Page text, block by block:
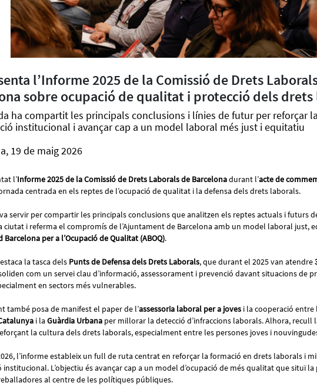
l’Informe 2025 de la Comissió de Drets
sobre ocupació de qualitat i protecció dels
ha compartit les principals conclusions i línies de futur per reforçar la
institucional i avançar cap a un model laboral més just i equitatiu
19 de maig 2026
l’Informe 2025 de la Comissió de Drets Laborals de Barcelonadurant l’acte de
centrada en els reptes de l’ocupació de qualitat i la defensa dels drets laborals.
servir per compartir les principals conclusions que analitzen els reptes actuals i futurs
ciutat i referma el compromís de l’Ajuntament de Barcelona amb un model laboral just,
Barcelona per a l’Ocupació de Qualitat (ABOQ).
la tasca dels Punts de Defensa dels Drets Laborals, que durant el 2025 van atendre
com un servei clau d’informació, assessorament i prevenció davant situacions de
en sectors més vulnerables.
també posa de manifest el paper de l’assessoria laboral per a joves i la cooperació entre
i la Guàrdia Urbana per millorar la detecció d’infraccions laborals. Alhora, recull
la cultura dels drets laborals, especialment entre les persones joves i
l’informe estableix un full de ruta centrat en reforçar la formació en drets laborals i
L’objectiu és avançar cap a un model d’ocupació de més qualitat que situï
al centre de les polítiques públiques.